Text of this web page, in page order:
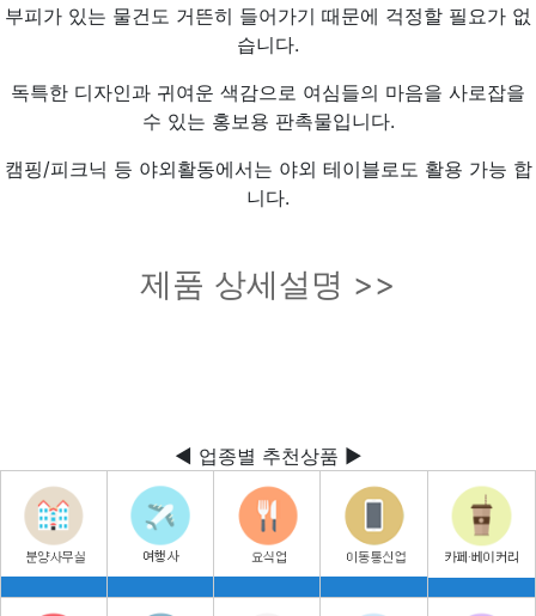
부피가 있는 물건도 거뜬히 들어가기 때문에 걱정할 필요가 없
습니다.
독특한 디자인과 귀여운 색감으로 여심들의 마음을 사로잡을
수 있는 홍보용 판촉물입니다.
캠핑/피크닉 등 야외활동에서는 야외 테이블로도 활용 가능 합
니다.
제품 상세설명 >>
◀ 업종별 추천상품 ▶